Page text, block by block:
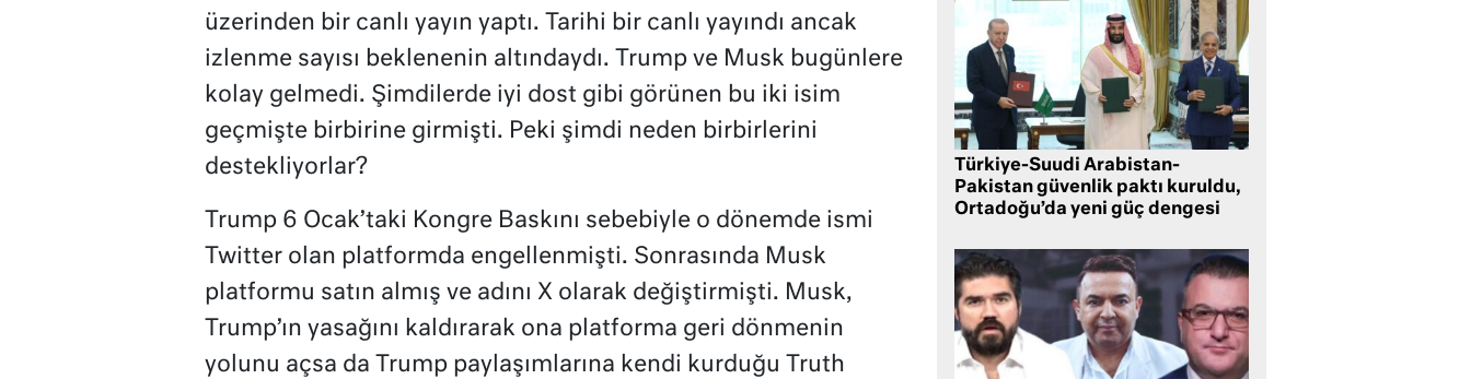
üzerinden bir canlı yayın yaptı. Tarihi bir canlı yayındı ancak
izlenme sayısı beklenenin altındaydı. Trump ve Musk bugünlere
kolay gelmedi. Şimdilerde iyi dost gibi görünen bu iki isim
geçmişte birbirine girmişti. Peki şimdi neden birbirlerini
destekliyorlar?
Trump 6 Ocak’taki Kongre Baskını sebebiyle o dönemde ismi
Twitter olan platformda engellenmişti. Sonrasında Musk
platformu satın almış ve adını X olarak değiştirmişti. Musk,
Trump’ın yasağını kaldırarak ona platforma geri dönmenin
yolunu açsa da Trump paylaşımlarına kendi kurduğu Truth
Türkiye-Suudi Arabistan-
Pakistan güvenlik paktı kuruldu,
Ortadoğu’da yeni güç dengesi